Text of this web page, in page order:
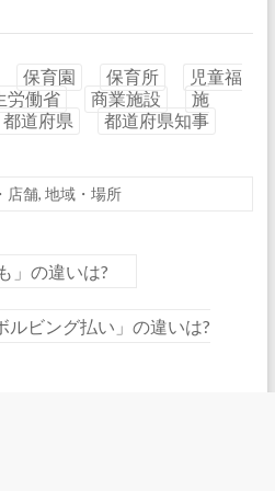
保育園 保育所
児童福
労働省 商業施設
施
都道府県 都道府県知事
店舗, 地域・場所
」の違いは?
ルビング払い」の違いは?